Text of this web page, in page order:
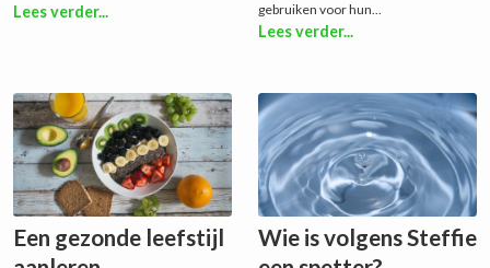
Lees verder...
gebruiken voor hun...
Lees verder...
Een gezonde leefstijl
Wie is volgens Steffie